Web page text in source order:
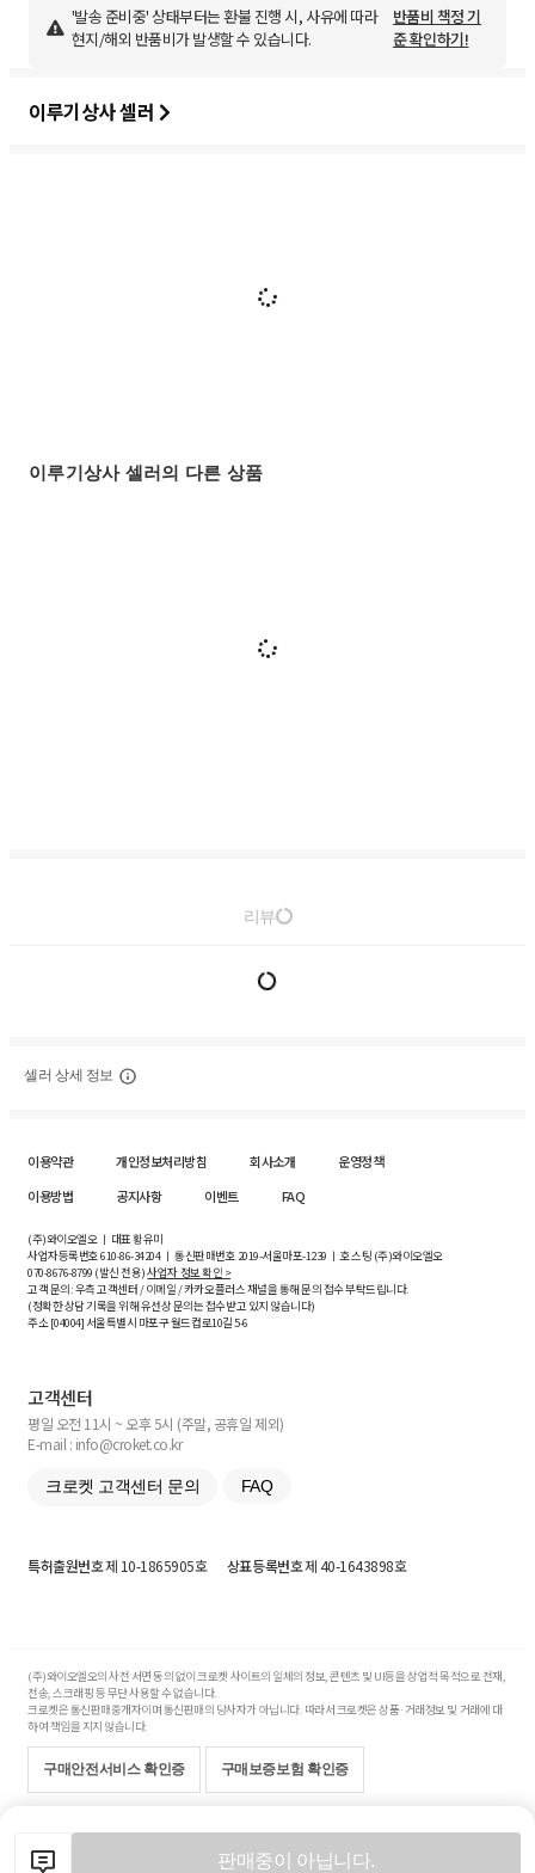
판매중이 아닙니다.
'발송 준비중' 상태부터는 환불 진행 시, 사유에 따라
현지/해외 반품비가 발생할 수 있습니다.
반품비 책정 기
준 확인하기!
이루기상사 셀러
이루기상사 셀러의 다른 상품
리뷰
셀러 상세 정보
이용약관 개인정보처리방침 회사소개
운영정책
이용방법
공지사항 이벤트 FAQ
(주)와이오엘오 ㅣ 대표 황유미
사업자등록번호610-86-34204ㅣ 통신판매번호 2019-서울마포-1239 ㅣ 호스팅 (주)와이오엘오
070-8676-8799 (발신 전용)사업자 정보 확인 >
고객 문의: 우측 고객센터 / 이메일 / 카카오플러스 채널을 통해 문의 접수 부탁드립니다.
(정확한 상담 기록을 위해 유선상 문의는 접수받고 있지 않습니다)
주소 [04004] 서울특별시 마포구 월드컵로10길5-6
고객센터
평일 오전 11시 ~ 오후 5시 (주말, 공휴일 제외)
E-mail : info@croket.co.kr
크로켓 고객센터 문의 FAQ
특허출원번호제 10-1865905호 상표등록번호제 40-1643898호
(주)와이오엘오의 사전 서면 동의 없이 크로켓 사이트의 일체의 정보, 콘텐츠 및 UI등을 상업적 목적으로 전재,
전송, 스크래핑 등 무단 사용할 수 없습니다.
크로켓은 통신판매중개자이며 통신판매의 당사자가 아닙니다. 따라서 크로켓은 상품·거래정보 및 거래에 대
하여 책임을 지지 않습니다.
구매안전서비스 확인증 구매보증보험 확인증